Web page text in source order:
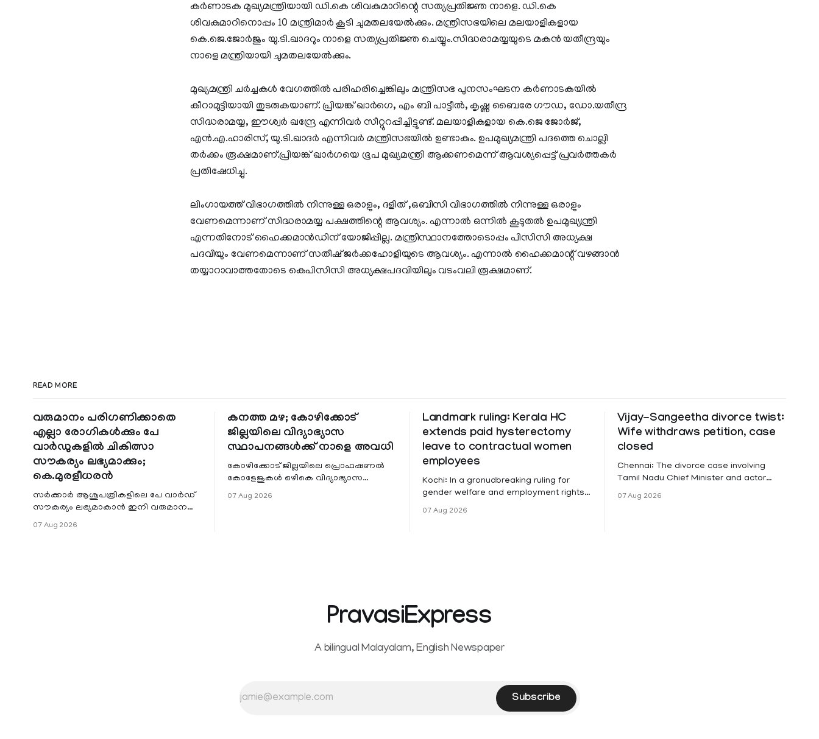
കർണാടക മുഖ്യമന്ത്രിയായി ഡി.കെ ശിവകുമാറിന്റെ സത്യപ്രതിജ്ഞ നാളെ. ഡി.കെ
ശിവകുമാറിനൊപ്പം 10 മന്ത്രിമാർ കൂടി ചുമതലയേൽക്കും. മന്ത്രിസഭയിലെ മലയാളികളായ
കെ.ജെ.ജോർജും യു.ടി.ഖാദറും നാളെ സത്യപ്രതിജ്ഞ ചെയ്യും.സിദ്ധരാമയ്യയുടെ മകൻ യതീന്ദ്രയും
നാളെ മന്ത്രിയായി ചുമതലയേൽക്കും.
മുഖ്യമന്ത്രി ചർച്ചകൾ വേഗത്തിൽ പരിഹരിച്ചെങ്കിലും മന്ത്രിസഭ പുനസംഘടന കർണാടകയിൽ
കീറാമുട്ടിയായി തുടരുകയാണ്. പ്രിയങ്ക് ഖാർഗെ, എം ബി പാട്ടീൽ, കൃഷ്ണ ബൈരേ ഗൗഡ, ഡോ.യതീന്ദ്ര
സിദ്ധരാമയ്യ, ഈശ്വര്‍ ഖന്ദ്രേ എന്നിവർ സീറ്റുറപ്പിച്ചിട്ടുണ്ട്. മലയാളികളായ കെ.ജെ ജോര്‍ജ്,
എൻ.എ.ഹാരിസ്, യു.ടി.ഖാദർ എന്നിവർ മന്ത്രിസഭയിൽ ഉണ്ടാകും. ഉപമുഖ്യമന്ത്രി പദത്തെ ചൊല്ലി
തർക്കം രൂക്ഷമാണ്.പ്രിയങ്ക് ഖാർഗയെ ഭൂപ മുഖ്യമന്ത്രി ആക്കണമെന്ന് ആവശ്യപ്പെട്ട് പ്രവർത്തകർ
പ്രതിഷേധിച്ചു.
ലിംഗായത്ത് വിഭാഗത്തിൽ നിന്നുള്ള ഒരാളും, ദളിത് ,ഒബിസി വിഭാഗത്തിൽ നിന്നുള്ള ഒരാളും
വേണമെന്നാണ് സിദ്ധരാമയ്യ പക്ഷത്തിന്റെ ആവശ്യം. എന്നാൽ ഒന്നിൽ കൂടുതൽ ഉപമുഖ്യന്ത്രി
എന്നതിനോട് ഹൈക്കമാൻഡിന് യോജിപ്പില്ല. മന്ത്രിസ്ഥാനത്തോടൊപ്പം പിസിസി അധ്യക്ഷ
പദവിയും വേണമെന്നാണ് സതീഷ് ജർക്കഹോളിയുടെ ആവശ്യം. എന്നാൽ ഹൈക്കമാന്റ് വഴങ്ങാൻ
തയ്യാറാവാത്തതോടെ കെപിസിസി അധ്യക്ഷപദവിയിലും വടംവലി രൂക്ഷമാണ്.
READ MORE
വരുമാനം പരിഗണിക്കാതെ
എല്ലാ രോഗികൾക്കും പേ
വാർഡുകളിൽ ചികിത്സാ
സൗകര്യം ലഭ്യമാക്കും;
കെ.മുരളീധരൻ
സർക്കാർ ആശുപത്രികളിലെ പേ വാർഡ്
സൗകര്യം ലഭ്യമാകാൻ ഇനി വരുമാന
വരുമാനം പരിഗണിക്കാതെ എല്ലാ
07 Aug 2026
കനത്ത മഴ; കോഴിക്കോട്
ജില്ലയിലെ വിദ്യാഭ്യാസ
സ്ഥാപനങ്ങൾക്ക് നാളെ അവധി
കോഴിക്കോട് ജില്ലയിലെ പ്രൊഫഷണൽ
കോളേജുകൾ ഒഴികെ വിദ്യാഭ്യാസ
ജില്ലയിലെ മലയോര- തീരദേശ
07 Aug 2026
Landmark ruling: Kerala HC
extends paid hysterectomy
leave to contractual women
employees
Kochi: In a gronudbreaking ruling for
gender welfare and employment rights,
female contractual staff employed in
07 Aug 2026
Vijay-Sangeetha divorce twist:
Wife withdraws petition, case
closed
Chennai: The divorce case involving
Tamil Nadu Chief Minister and actor
Sowrnalingam has taken a new turn
07 Aug 2026
PravasiExpress
A bilingual Malayalam, English Newspaper
Subscribe